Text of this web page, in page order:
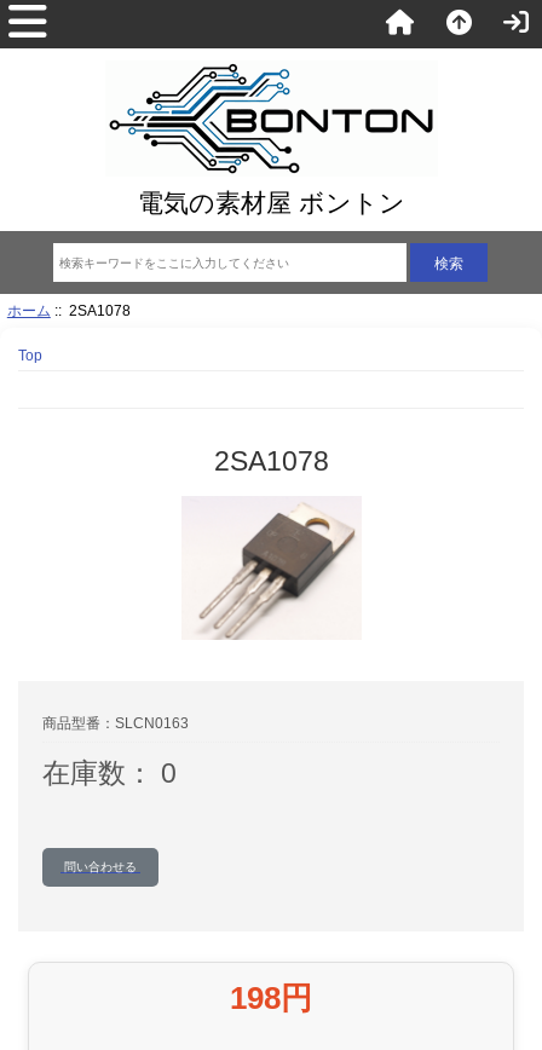
電気の素材屋 ボントン
ホーム :: 2SA1078
Top
2SA1078
商品型番：SLCN0163
在庫数： 0
問い合わせる
198円